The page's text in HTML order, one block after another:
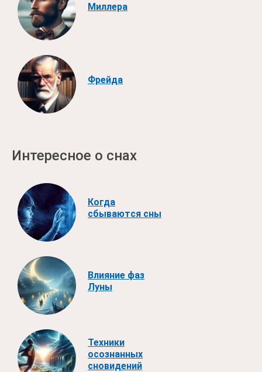
Миллера
Фрейда
Интересное о снах
Когда
сбываются сны
Влияние фаз
Луны
Техники
осознанных
сновидений